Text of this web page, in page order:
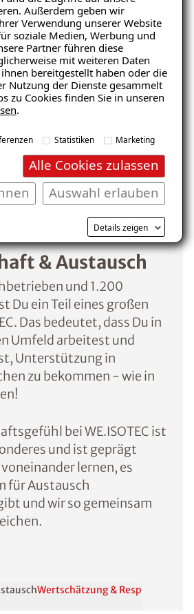
Außerdem geben wir
Verwendung unserer Website
soziale Medien, Werbung und
Partner führen diese
mit weiteren Daten
bereitgestellt haben oder die
Nutzung der Dienste gesammelt
zu Cookies finden Sie in unseren
.
Statistiken Marketing
Alle Cookies zulassen
Auswahl erlauben
Details zeigen
& Austausch
und 1.200
Du ein Teil eines großen
Das bedeutet, dass Du in
Umfeld arbeitest und
Unterstützung in
zu bekommen - wie in
bei WE.ISOTEC ist
und ist geprägt
lernen, es
für Austausch
und wir so gemeinsam
Wertschätzung & Respekt